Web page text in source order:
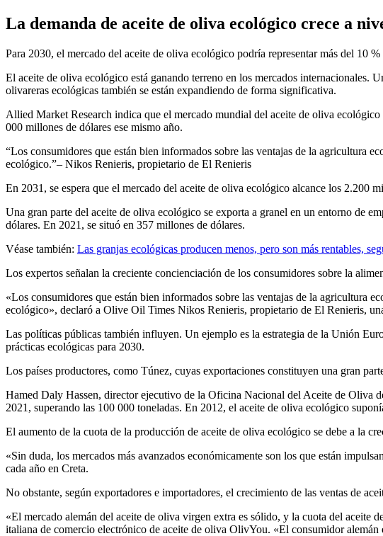
La demanda de aceite de oliva ecológico crece a
Para 2030, el mercado del aceite de oliva ecológico podría representar más del 10
El aceite de oliva ecológico está ganando terreno en los mercados internacionales.
olivareras ecológicas también se están expandiendo de forma significativa.
Allied Market Research indica que el mercado mundial del aceite de oliva
000 millones de dólares ese mismo año.
Los consumidores que están bien informados sobre las ventajas de la agricultura
ecológico. – Nikos Renieris, propietario de El Renieris
En 2031, se espera que el mercado del aceite de oliva ecológico alcance los 2.200
Una gran parte del aceite de oliva ecológico se exporta a granel en un entorno de
dólares. En 2021, se situó en 357 millones de dólares.
Véase también: Las granjas ecológicas producen menos, pero son más rentables,
Los expertos señalan la creciente concienciación de los consumidores sobre la
«Los consumidores que están bien informados sobre las ventajas de la agricultura
ecológico», declaró a Olive Oil Times Nikos Renieris, propietario de El Renieris,
Las políticas públicas también influyen. Un ejemplo es la estrategia de la Unión
prácticas ecológicas para 2030.
Los países productores, como Túnez, cuyas exportaciones constituyen una gran
Hamed Daly Hassen, director ejecutivo de la Oficina Nacional del Aceite de Oliva
2021, superando las 100 000 toneladas. En 2012, el aceite de oliva ecológico
El aumento de la cuota de la producción de aceite de oliva ecológico se debe a la
«Sin duda, los mercados más avanzados económicamente son los que están
cada año en Creta.
No obstante, según exportadores e importadores, el crecimiento de las ventas de
«El mercado alemán del aceite de oliva virgen extra es sólido, y la cuota del
italiana de comercio electrónico de aceite de oliva OlivYou. «El consumidor